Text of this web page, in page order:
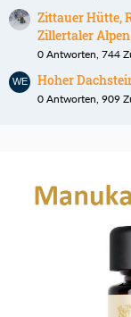
Zittauer Hütte,
Zillertaler Alpen
0 Antworten, 744
Hoher
0 Antworten, 909